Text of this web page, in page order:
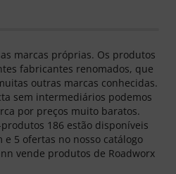
marcas próprias. Os produtos
fabricantes renomados, que
outras marcas conhecidas.
sem intermediários podemos
por preços muito baratos.
186 estão disponíveis
5 ofertas no nosso catálogo
vende produtos de Roadworx